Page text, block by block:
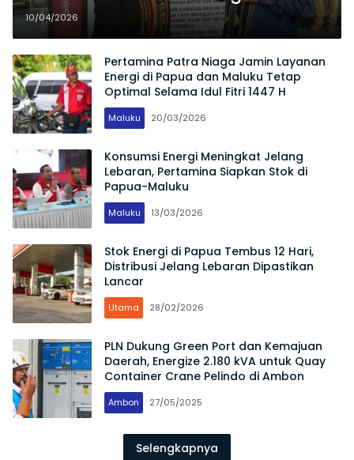
Pemberdayaan Masyarakat
Maluku
10/04/2026
Pertamina Patra Niaga Jamin Layanan
Energi di Papua dan Maluku Tetap
Optimal Selama Idul Fitri 1447 H
Maluku 20/03/2026
Konsumsi Energi Meningkat Jelang
Lebaran, Pertamina Siapkan Stok di
Papua-Maluku
Maluku 13/03/2026
Stok Energi di Papua Tembus 12 Hari,
Distribusi Jelang Lebaran Dipastikan
Lancar
Utama 28/02/2026
PLN Dukung Green Port dan Kemajuan
Daerah, Energize 2.180 kVA untuk Quay
Container Crane Pelindo di Ambon
Ambon 27/05/2025
Selengkapnya